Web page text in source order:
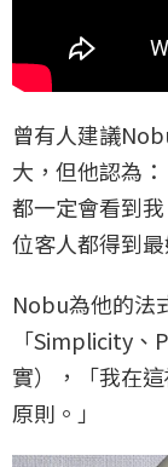
曾有人建議
大，但他認為
都一定會看到
位客人都得到最
Nobu為他的法
「Simplicity
實），「我在
原則。」